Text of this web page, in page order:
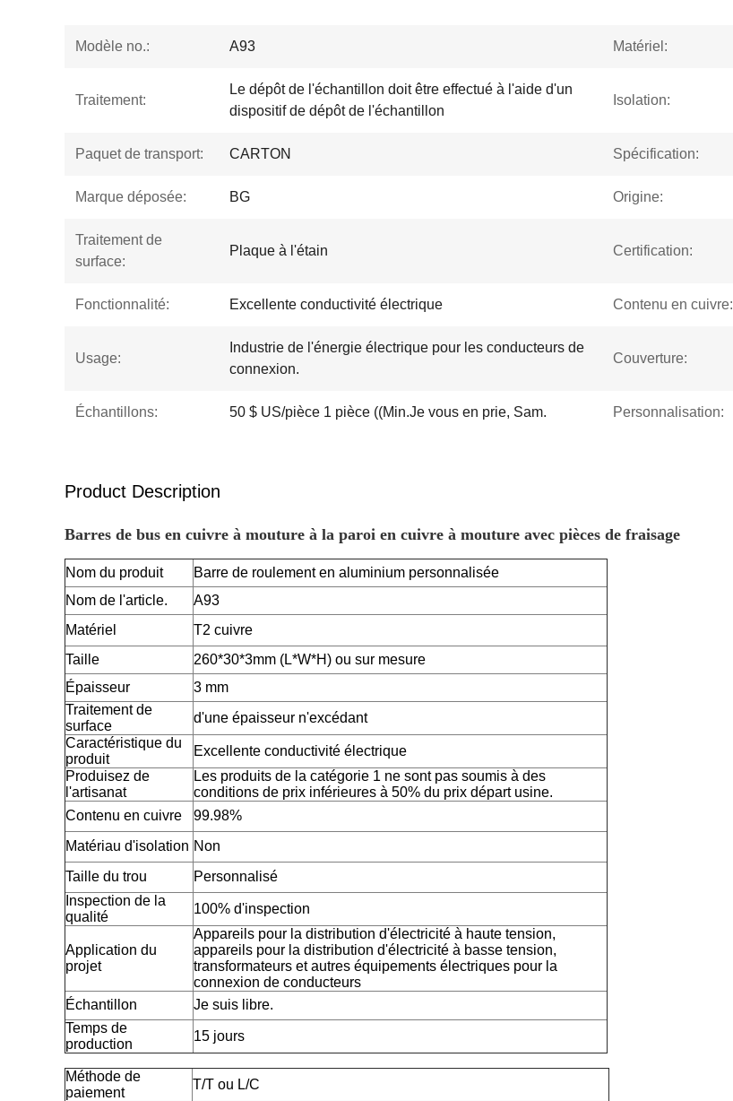
Modèle no.: A93 Matériel:
Traitement:
Le dépôt de l'échantillon doit être effectué à l'aide d'un
dispositif de dépôt de l'échantillon
Isolation:
Paquet de transport: CARTON Spécification:
Marque déposée: BG Origine:
Traitement de
surface:
Plaque à l'étain Certification:
Fonctionnalité: Excellente conductivité électrique Contenu en cuivre:
Usage:
Industrie de l'énergie électrique pour les conducteurs de
connexion.
Couverture:
Échantillons: 50 $ US/pièce 1 pièce ((Min.Je vous en prie, Sam. Personnalisation:
Product Description
Barres de bus en cuivre à mouture à la paroi en cuivre à mouture avec pièces de fraisage
Nom du produit
Barre de roulement en aluminium personnalisée
Nom de l'article.
A93
Matériel
T2 cuivre
Taille
260*30*3mm (L*W*H) ou sur mesure
Épaisseur
3 mm
Traitement de
surface
d'une épaisseur n'excédant
Caractéristique du
produit
Excellente conductivité électrique
Produisez de
l'artisanat
Les produits de la catégorie 1 ne sont pas soumis à des
conditions de prix inférieures à 50% du prix départ usine.
Contenu en cuivre
99.98%
Matériau d'isolation Non
Taille du trou
Personnalisé
Inspection de la
qualité
100% d'inspection
Application du
projet
Appareils pour la distribution d'électricité à haute tension,
appareils pour la distribution d'électricité à basse tension,
transformateurs et autres équipements électriques pour la
connexion de conducteurs
Échantillon
Je suis libre.
Temps de
production
15 jours
Méthode de
paiement
T/T ou L/C